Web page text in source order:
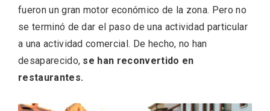
fueron un gran motor económico de la zona. Pero no
se terminó de dar el paso de una actividad particular
a una actividad comercial. De hecho, no han
desaparecido, se han reconvertido en
restaurantes.